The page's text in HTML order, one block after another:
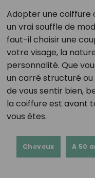
Adopter une coiffure
un vrai souffle de
faut-il choisir une
votre visage, la
personnalité. Que
un carré structuré ou
de vous sentir bien,
la coiffure est avant
vous êtes.
Cheveux A 50